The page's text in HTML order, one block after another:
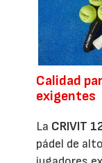
Calidad
exigentes
La CRIVIT
pádel de